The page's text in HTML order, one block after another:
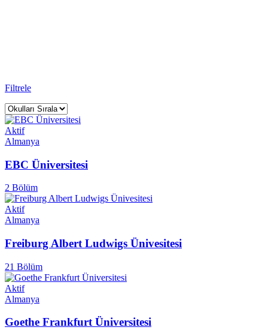
Filtrele
Aktif
Almanya
EBC Üniversitesi
2 Bölüm
Aktif
Almanya
Freiburg Albert Ludwigs Ünivesitesi
21 Bölüm
Aktif
Almanya
Goethe Frankfurt Üniversitesi